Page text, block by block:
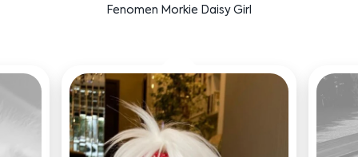
Bensu Soral'ın dostu Bruno